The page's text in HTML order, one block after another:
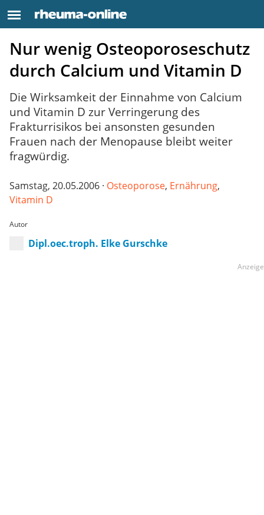
Nur wenig Osteoporoseschutz
durch Calcium und Vitamin D
Die Wirksamkeit der Einnahme von Calcium
und Vitamin D zur Verringerung des
Frakturrisikos bei ansonsten gesunden
Frauen nach der Menopause bleibt weiter
fragwürdig.
Samstag, 20.05.2006 · Osteoporose, Ernährung,
Vitamin D
Autor
Dipl.oec.troph. Elke Gurschke